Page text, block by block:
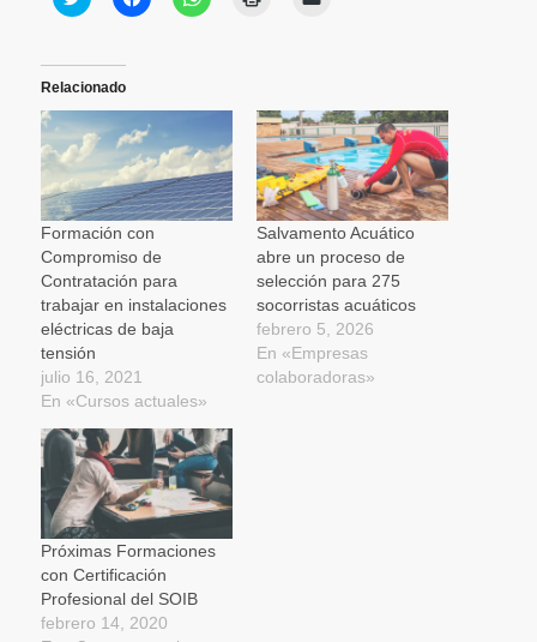
clic
Twitter
(Se
en
una
ventana
nueva)
clic
en
una
ventana
nueva)
clic
ventana
nueva)
ventana
nueva)
electrónico
a
un
amigo
(Se
abre
en
una
ventana
nueva)
Relacionado
Formación con
Compromiso de
Contratación para
trabajar en instalaciones
eléctricas de baja
tensión
julio 16, 2021
En «Cursos actuales»
Salvamento Acuático
abre un proceso de
selección para 275
socorristas acuáticos
febrero 5, 2026
En «Empresas
colaboradoras»
Próximas Formaciones
con Certificación
Profesional del SOIB
febrero 14, 2020